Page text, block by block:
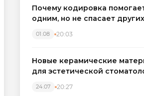
Почему кодировка
одним, но не спасает других
01.08 20:03
Новые керамические
для эстетической
24.07 20:27